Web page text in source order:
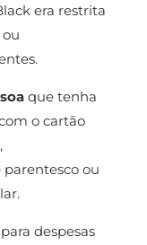
era restrita
que tenha
o cartão
ou
despesas